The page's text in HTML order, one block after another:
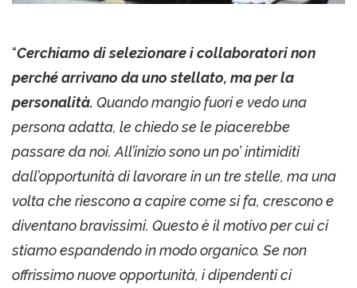
“Cerchiamo di selezionare i collaboratori non
perché arrivano da uno stellato, ma per la
personalità. Quando mangio fuori e vedo una
persona adatta, le chiedo se le piacerebbe
passare da noi. All’inizio sono un po’ intimiditi
dall’opportunità di lavorare in un tre stelle, ma una
volta che riescono a capire come si fa, crescono e
diventano bravissimi. Questo è il motivo per cui ci
stiamo espandendo in modo organico. Se non
offrissimo nuove opportunità, i dipendenti ci